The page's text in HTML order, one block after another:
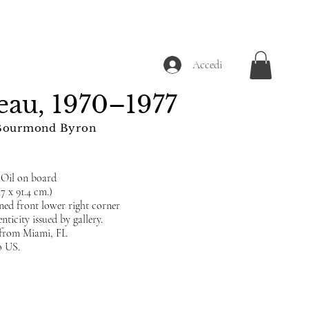
Accedi
1970–1977
Byron
on board
x 91.4 cm.)
front lower right corner
issued by gallery.
Miami, FL
US.